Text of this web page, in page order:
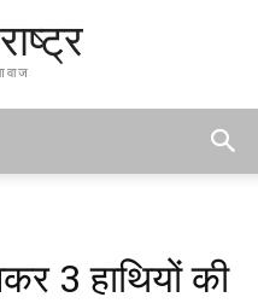
3 हाथियों की